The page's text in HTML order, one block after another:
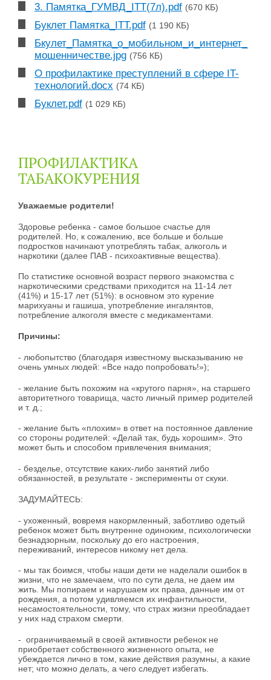
3. Памятка_ГУМВД_ITT(7л).pdf (670 КБ)
Буклет Памятка_ITT.pdf (1 190 КБ)
Бкулет_Памятка_о_мобильном_и_интернет_
мошенничестве.jpg (756 КБ)
О профилактике преступлений в сфере IT-
технологий.docx (74 КБ)
Буклет.pdf (1 029 КБ)
ПРОФИЛАКТИКА
ТАБАКОКУРЕНИЯ
Уважаемые родители!
Здоровье ребенка - самое большое счастье для
родителей. Но, к сожалению, все больше и больше
подростков начинают употреблять табак, алкоголь и
наркотики (далее ПАВ - психоактивные вещества).
По статистике основной возраст первого знакомства с
наркотическими средствами приходится на 11-14 лет
(41%) и 15-17 лет (51%): в основном это курение
марихуаны и гашиша, употребление ингалянтов,
потребление алкоголя вместе с медикаментами.
Причины:
- любопытство (благодаря известному высказыванию не
очень умных людей: «Все надо попробовать!»);
- желание быть похожим на «крутого парня», на старшего
авторитетного товарища, часто личный пример родителей
и т. д.;
- желание быть «плохим» в ответ на постоянное давление
со стороны родителей: «Делай так, будь хорошим». Это
может быть и способом привлечения внимания;
- безделье, отсутствие каких-либо занятий либо
обязанностей, в результате - эксперименты от скуки.
ЗАДУМАЙТЕСЬ:
- ухоженный, вовремя накормленный, заботливо одетый
ребенок может быть внутренне одиноким, психологически
безнадзорным, поскольку до его настроения,
переживаний, интересов никому нет дела.
- мы так боимся, чтобы наши дети не наделали ошибок в
жизни, что не замечаем, что по сути дела, не даем им
жить. Мы попираем и нарушаем их права, данные им от
рождения, а потом удивляемся их инфантильности,
несамостоятельности, тому, что страх жизни преобладает
у них над страхом смерти.
- ограничиваемый в своей активности ребенок не
приобретает собственного жизненного опыта, не
убеждается лично в том, какие действия разумны, а какие
нет; что можно делать, а чего следует избегать.